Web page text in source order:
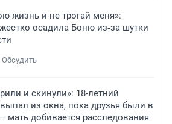
жизнь и не трогай меня»:
осадила Боню из‑за шутки
Обсудить
и скинули»: 18-летний
из окна, пока друзья были в
мать добивается расследования